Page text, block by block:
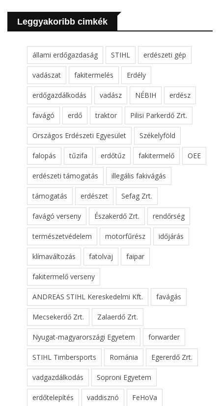
Leggyakoribb cimkék
állami erdőgazdaság STIHL erdészeti gép
vadászat fakitermelés Erdély
erdőgazdálkodás vadász NÉBIH erdész
favágó erdő traktor Pilisi Parkerdő Zrt.
Országos Erdészeti Egyesület Székelyföld
falopás tűzifa erdőtűz fakitermelő OEE
erdészeti támogatás illegális fakivágás
támogatás erdészet Sefag Zrt.
favágó verseny Északerdő Zrt. rendőrség
természetvédelem motorfűrész időjárás
klímaváltozás fatolvaj faipar
fakitermelő verseny
ANDREAS STIHL Kereskedelmi Kft. favágás
Mecsekerdő Zrt. Zalaerdő Zrt.
Nyugat-magyarországi Egyetem forwarder
STIHL Timbersports Románia Egererdő Zrt.
vadgazdálkodás Soproni Egyetem
erdőtelepítés vaddisznó FeHoVa